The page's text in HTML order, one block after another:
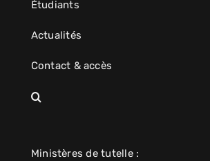
Étudiants
Actualités
Contact & accès
Ministères de tutelle :